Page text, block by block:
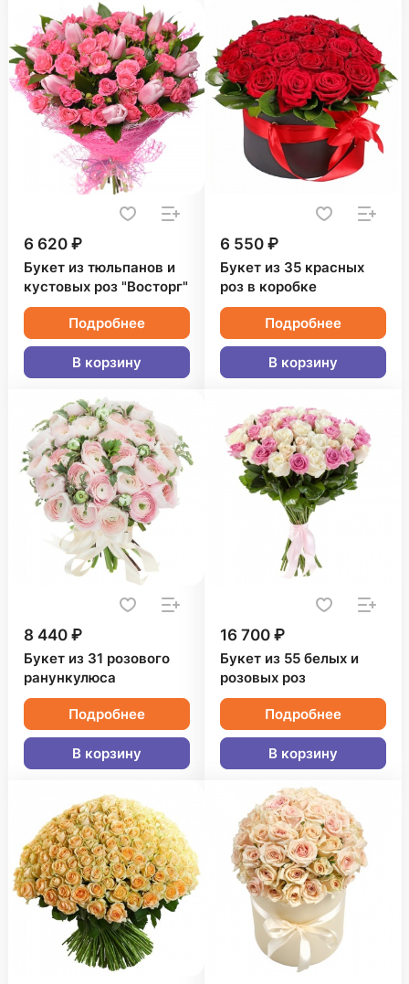
6 620 ₽
Букет из тюльпанов и
кустовых роз "Восторг"
Подробнее
В корзину
6 550 ₽
Букет из 35 красных
роз в коробке
Подробнее
В корзину
8 440 ₽
Букет из 31 розового
ранункулюса
Подробнее
В корзину
16 700 ₽
Букет из 55 белых и
розовых роз
Подробнее
В корзину